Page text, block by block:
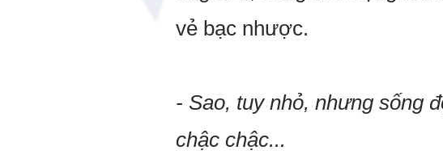
vẻ bạc nhược.
- Sao, tuy nhỏ, nhưng sống
chậc chậc...